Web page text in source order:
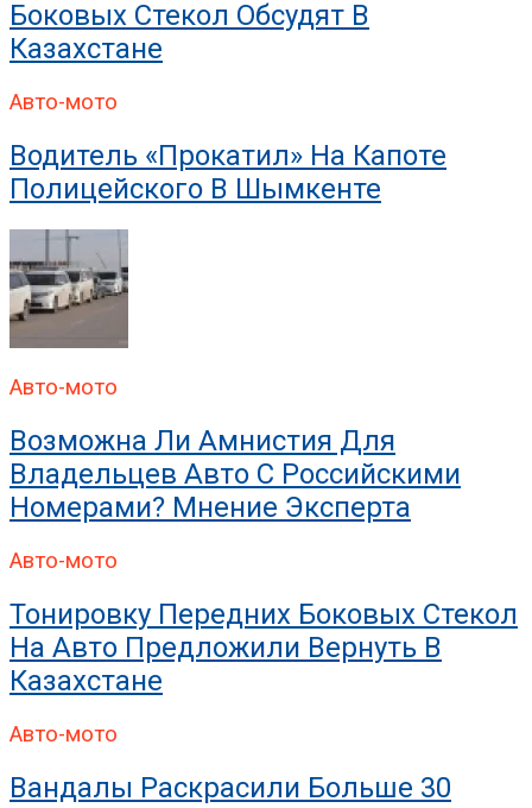
Боковых Стекол Обсудят В
Казахстане
Авто-мото
Водитель «прокатил» На Капоте
Полицейского В Шымкенте
Авто-мото
Возможна Ли Амнистия Для
Владельцев Авто С Российскими
Номерами? Мнение Эксперта
Авто-мото
Тонировку Передних Боковых Стекол
На Авто Предложили Вернуть В
Казахстане
Авто-мото
Вандалы Раскрасили Больше 30